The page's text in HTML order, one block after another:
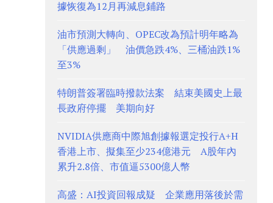
據恢復為12月再減息鋪路
油市預測大轉向、OPEC改為預計明年略為
「供應過剩」 油價急跌4%、三桶油跌1%
至3%
特朗普簽署臨時撥款法案 結束美國史上最
長政府停擺 美期向好
NVIDIA供應商中際旭創據報選定投行A+H
香港上市、擬集至少234億港元 A股年內
累升2.8倍、市值逼5300億人幣
高盛：AI投資回報成疑 企業應用落後於需